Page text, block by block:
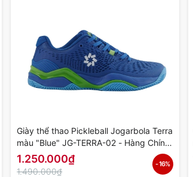
Giày thể thao Pickleball Jogarbola Terra
màu "Blue" JG-TERRA-02 - Hàng Chính
Hãng
1.250.000₫
1.490.000₫
- 16%